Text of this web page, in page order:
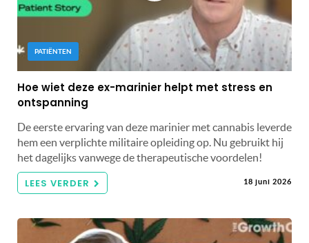
PATIËNTEN
Hoe wiet deze ex-marinier helpt met stress en
ontspanning
De eerste ervaring van deze marinier met cannabis leverde
hem een ​​verplichte militaire opleiding op. Nu gebruikt hij
het dagelijks vanwege de therapeutische voordelen!
LEES VERDER 18 juni 2026